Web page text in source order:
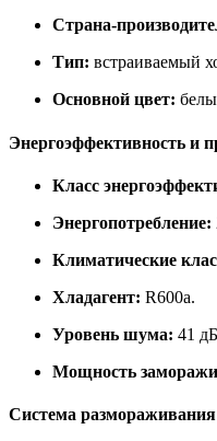
Тип: встраиваемый
Основной цвет:
Энергоэффективность и
Класс
Энергопотребление:
Климатические
Хладагент: R600a.
Уровень шума: 41
Мощность
Система